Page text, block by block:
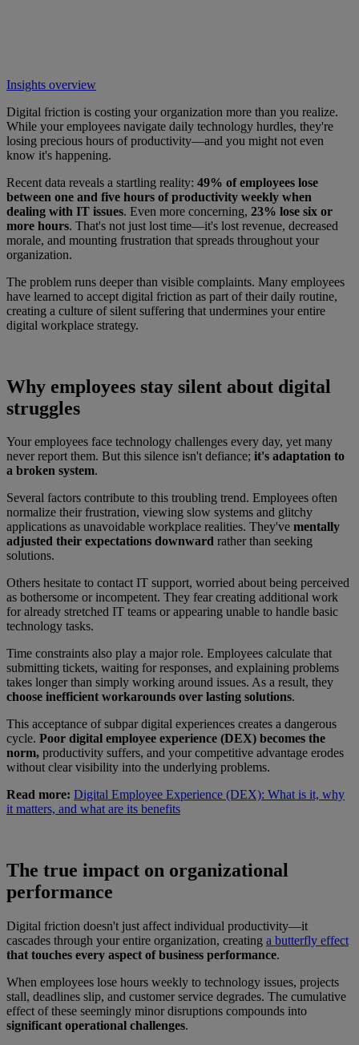
Insights overview
Digital friction is costing your organization more than you realize.
While your employees navigate daily technology hurdles, they're
losing precious hours of productivity—and you might not even
know it's happening.
Recent data reveals a startling reality: 49% of employees lose
between one and five hours of productivity weekly when
dealing with IT issues. Even more concerning, 23% lose six or
more hours. That's not just lost time—it's lost revenue, decreased
morale, and mounting frustration that spreads throughout your
organization.
The problem runs deeper than visible complaints. Many employees
have learned to accept digital friction as part of their daily routine,
creating a culture of silent suffering that undermines your entire
digital workplace strategy.
Why employees stay silent about digital
struggles
Your employees face technology challenges every day, yet many
never report them. But this silence isn't defiance; it's adaptation to
a broken system.
Several factors contribute to this troubling trend. Employees often
normalize their frustration, viewing slow systems and glitchy
applications as unavoidable workplace realities. They've mentally
adjusted their expectations downward rather than seeking
solutions.
Others hesitate to contact IT support, worried about being perceived
as bothersome or incompetent. They fear creating additional work
for already stretched IT teams or appearing unable to handle basic
technology tasks.
Time constraints also play a major role. Employees calculate that
submitting tickets, waiting for responses, and explaining problems
takes longer than simply working around issues. As a result, they
choose inefficient workarounds over lasting solutions.
This acceptance of subpar digital experiences creates a dangerous
cycle. Poor digital employee experience (DEX) becomes the
norm, productivity suffers, and your competitive advantage erodes
without clear visibility into the underlying problems.
Read more: Digital Employee Experience (DEX): What is it, why
it matters, and what are its benefits
The true impact on organizational
performance
Digital friction doesn't just affect individual productivity—it
cascades through your entire organization, creating a butterfly effect
that touches every aspect of business performance.
When employees lose hours weekly to technology issues, projects
stall, deadlines slip, and customer service degrades. The cumulative
effect of these seemingly minor disruptions compounds into
significant operational challenges.